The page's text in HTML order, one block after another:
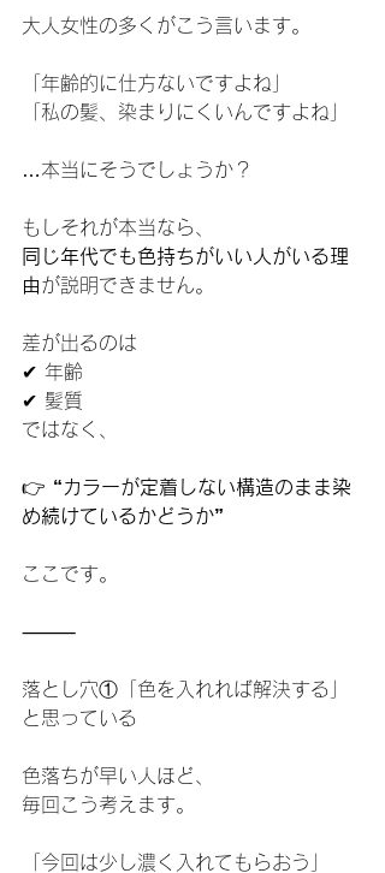
大人女性の多くがこう言います。
「年齢的に仕方ないですよね」
「私の髪、染まりにくいんですよね」
…本当にそうでしょうか？
もしそれが本当なら、
同じ年代でも色持ちがいい人がいる理
由が説明できません。
差が出るのは
✔ 年齢
✔ 髪質
ではなく、
👉 “カラーが定着しない構造のまま染
め続けているかどうか”
ここです。
⸻
落とし穴①「色を入れれば解決する」
と思っている
色落ちが早い人ほど、
毎回こう考えます。
「今回は少し濃く入れてもらおう」